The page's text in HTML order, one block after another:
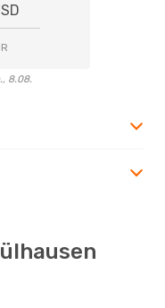
8.08.